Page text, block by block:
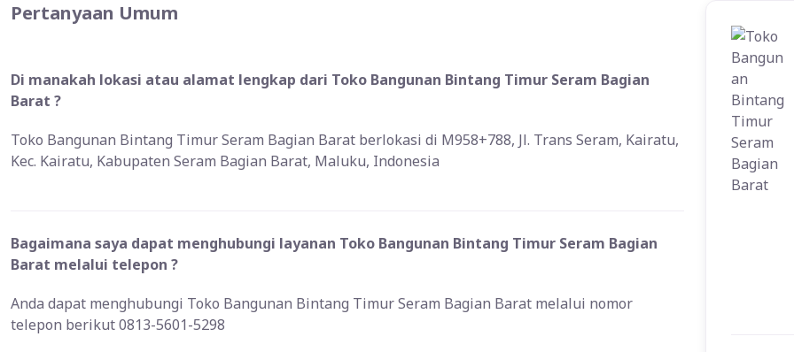
Pertanyaan Umum
Di manakah lokasi atau alamat lengkap dari Toko Bangunan Bintang Timur Seram Bagian
Barat ?
Toko Bangunan Bintang Timur Seram Bagian Barat berlokasi di M958+788, Jl. Trans Seram, Kairatu,
Kec. Kairatu, Kabupaten Seram Bagian Barat, Maluku, Indonesia
Bagaimana saya dapat menghubungi layanan Toko Bangunan Bintang Timur Seram Bagian
Barat melalui telepon ?
Anda dapat menghubungi Toko Bangunan Bintang Timur Seram Bagian Barat melalui nomor
telepon berikut 0813-5601-5298